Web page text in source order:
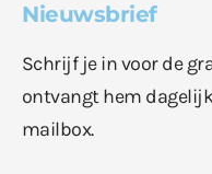
Nieuwsbrief
Schrijf je in voor de
ontvangt hem
mailbox.